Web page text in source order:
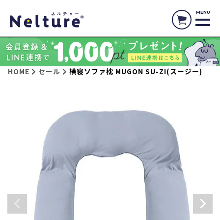
MENU
HOME セール 横寝ソファ枕 MUGON SU-ZI(スージー)